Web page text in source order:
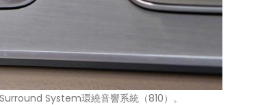
System環繞音響系統（810）。